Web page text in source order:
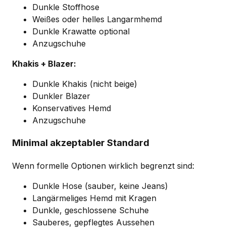
Dunkle Stoffhose
Weißes oder helles Langarmhemd
Dunkle Krawatte optional
Anzugschuhe
Khakis + Blazer:
Dunkle Khakis (nicht beige)
Dunkler Blazer
Konservatives Hemd
Anzugschuhe
Minimal akzeptabler Standard
Wenn formelle Optionen wirklich begrenzt sind:
Dunkle Hose (sauber, keine Jeans)
Langärmeliges Hemd mit Kragen
Dunkle, geschlossene Schuhe
Sauberes, gepflegtes Aussehen